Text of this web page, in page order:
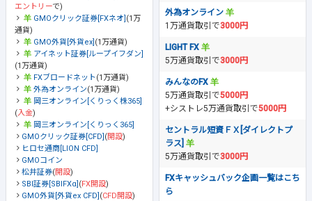
エントリーで)
GMOクリック証券[FXネオ] (1万
通貨)
GMO外貨[外貨ex] (1万通貨)
アイネット証券[ループイフダン]
(1万通貨)
FXブロードネット(1万通貨)
外為オンライン(1万通貨)
岡三オンライン[くりっく株365]
(入金)
岡三オンライン[くりっく365]
GMOクリック証券[CFD] (開設)
ヒロセ通商[LION CFD]
GMOコイン
松井証券(開設)
SBI証券[SBIFXα] (FX開設)
GMO外貨[外貨ex CFD] (CFD開設)
外為オンライン
1万通貨取引で3000円
LIGHT FX
5万通貨取引で3000円
みんなのFX
5万通貨取引で5000円
+シストレ5万通貨取引で5000円
セントラル短資ＦＸ[ダイレクトプ
ラス]
5万通貨取引で3000円
FXキャッシュバック企画一覧はこち
ら